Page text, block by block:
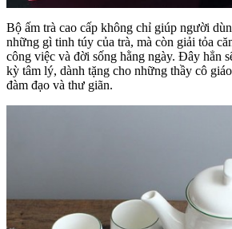
Bộ ấm trà cao cấp không chỉ giúp người
những gì tinh túy của trà, mà còn giải tỏa
công việc và đời sống hằng ngày. Đây hẳn
kỳ tâm lý, dành tặng cho những thầy cô
đàm đạo và thư giãn.